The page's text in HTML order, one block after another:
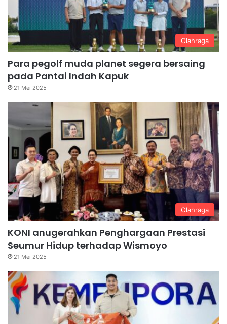
Olahraga
Para pegolf muda planet segera bersaing
pada Pantai Indah Kapuk
21 Mei 2025
Olahraga
KONI anugerahkan Penghargaan Prestasi
Seumur Hidup terhadap Wismoyo
21 Mei 2025